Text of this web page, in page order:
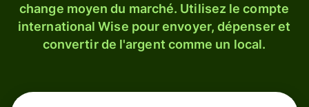
change moyen du marché. Utilisez le compte
international Wise pour envoyer, dépenser et
convertir de l'argent comme un local.